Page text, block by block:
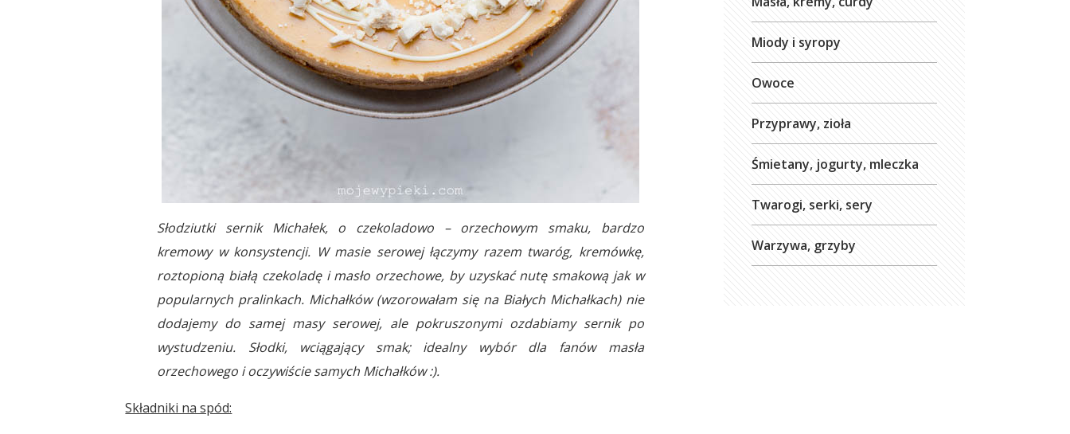
Słodziutki sernik Michałek, o czekoladowo – orzechowym smaku, bardzo
kremowy w konsystencji. W masie serowej łączymy razem twaróg, kremówkę,
roztopioną białą czekoladę i masło orzechowe, by uzyskać nutę smakową jak w
popularnych pralinkach. Michałków (wzorowałam się na Białych Michałkach) nie
dodajemy do samej masy serowej, ale pokruszonymi ozdabiamy sernik po
wystudzeniu. Słodki, wciągający smak; idealny wybór dla fanów masła
orzechowego i oczywiście samych Michałków :).
Składniki na spód:
Miody i syropy
Owoce
Przyprawy, zioła
Śmietany, jogurty, mleczka
Twarogi, serki, sery
Warzywa, grzyby